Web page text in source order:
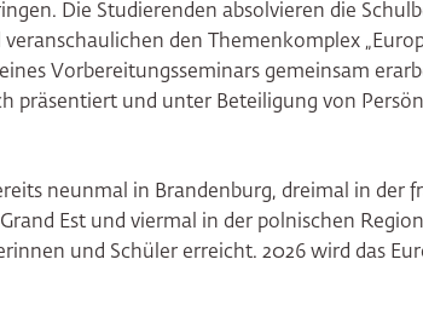
Die Studierenden absolvieren die
veranschaulichen den Themenkomplex
Vorbereitungsseminars gemeinsam
präsentiert und unter Beteiligung von
neunmal in Brandenburg, dreimal in der
Est und viermal in der polnischen
und Schüler erreicht. 2026 wird das